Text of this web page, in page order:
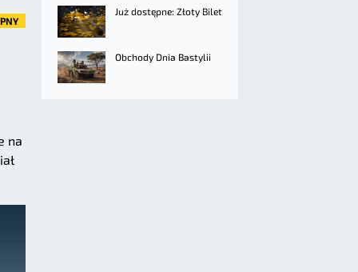
na
Już dostępne: Złoty Bilet
Obchody Dnia Bastylii